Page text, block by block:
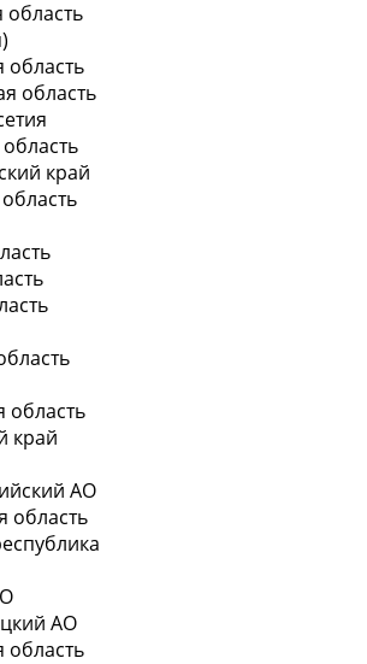
область
область
область
край
область
край
АО
область
АО
область